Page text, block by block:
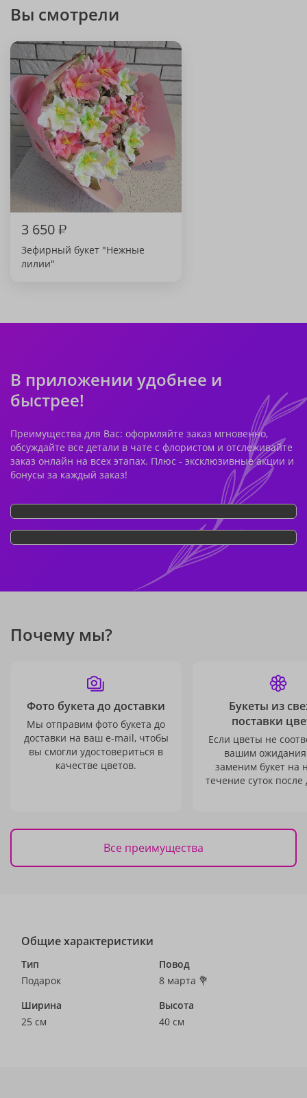
Вы смотрели
3 650₽
Зефирный букет "Нежные
лилии"
В приложении удобнее и
быстрее!
Преимущества для Вас: оформляйте заказ мгновенно,
обсуждайте все детали в чате с флористом и отслеживайте
заказ онлайн на всех этапах. Плюс - эксклюзивные акции и
бонусы за каждый заказ!
Почему мы?
Фото букета до доставки
Мы отправим фото букета до
доставки на ваш e-mail, чтобы
вы смогли удостовериться в
качестве цветов.
Букеты из
поставки
Если цветы не
вашим
заменим букет на
течение суток после
Все преимущества
Общие характеристики
Тип
Подарок
Повод
8 марта 💐
Ширина
25 см
Высота
40 см